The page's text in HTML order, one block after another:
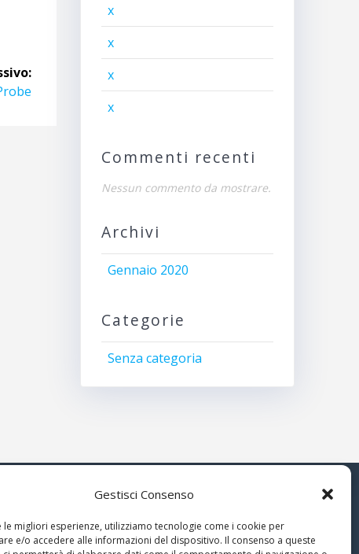
Gestisci Consenso
le migliori esperienze, utilizziamo tecnologie come i cookie per
e/o accedere alle informazioni del dispositivo. Il consenso a queste
x
x
x
x
Commenti recenti
Nessun commento da mostrare.
Archivi
Gennaio 2020
Categorie
Senza categoria
nella
© 2026 Associazione Astrofili
Segusini